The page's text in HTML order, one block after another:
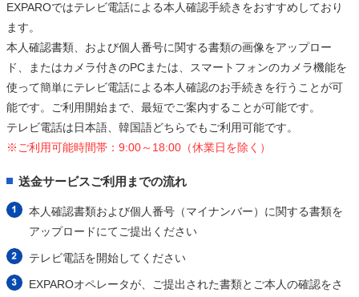
EXPAROではテレビ電話による本人確認手続きをおすすめしており
ます。
本人確認書類、および個人番号に関する書類の画像をアップロー
ド、またはカメラ付きのPCまたは、スマートフォンのカメラ機能を
使って簡単にテレビ電話による本人確認のお手続きを行うことが可
能です。ご利用開始まで、最短でご案内することが可能です。
テレビ電話は日本語、韓国語どちらでもご利用可能です。
※ご利用可能時間帯：9:00～18:00（休業日を除く）
送金サービスご利用までの流れ
本人確認書類および個人番号（マイナンバー）に関する書類を
アップロードにてご提出ください
テレビ電話を開始してください
EXPAROオペレータが、ご提出された書類とご本人の確認をさ